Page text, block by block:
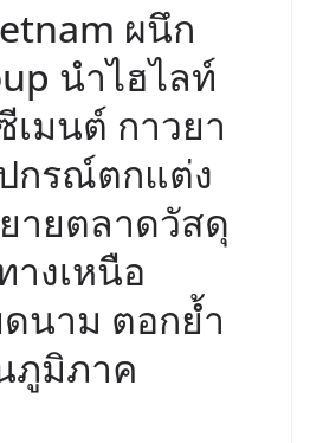
ผนึก
นำไฮไลท์
มนต์ กาวยา
กรณ์ตกแต่ง
ายตลาดวัสดุ
างเหนือ
ดนาม ตอกย้ำ
ภูมิภาค